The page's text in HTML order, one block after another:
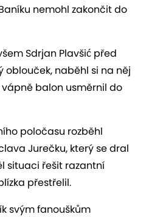
nemohl zakončit do
Sdrjan Plavšić před
naběhl si na něj
balon usměrnil do
poločasu rozběhl
Jurečku, který se dral
situaci řešit razantní
přestřelil.
svým fanouškům